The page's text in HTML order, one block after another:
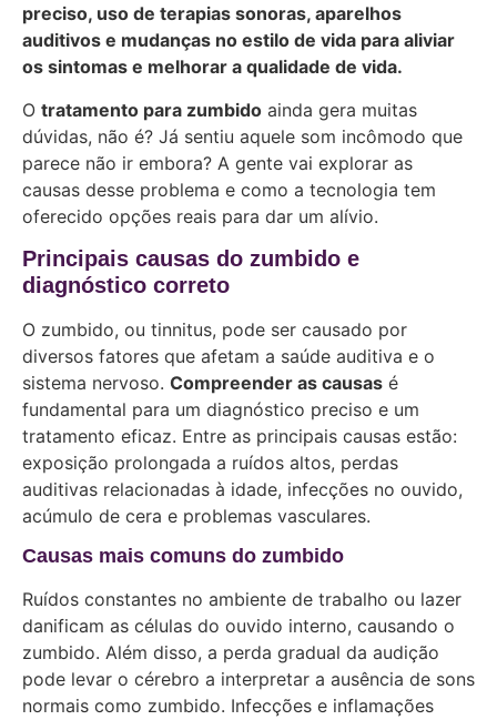
preciso, uso de terapias sonoras, aparelhos
auditivos e mudanças no estilo de vida para aliviar
os sintomas e melhorar a qualidade de vida.
O tratamento para zumbido ainda gera muitas
dúvidas, não é? Já sentiu aquele som incômodo que
parece não ir embora? A gente vai explorar as
causas desse problema e como a tecnologia tem
oferecido opções reais para dar um alívio.
Principais causas do zumbido e
diagnóstico correto
O zumbido, ou tinnitus, pode ser causado por
diversos fatores que afetam a saúde auditiva e o
sistema nervoso. Compreender as causas é
fundamental para um diagnóstico preciso e um
tratamento eficaz. Entre as principais causas estão:
exposição prolongada a ruídos altos, perdas
auditivas relacionadas à idade, infecções no ouvido,
acúmulo de cera e problemas vasculares.
Causas mais comuns do zumbido
Ruídos constantes no ambiente de trabalho ou lazer
danificam as células do ouvido interno, causando o
zumbido. Além disso, a perda gradual da audição
pode levar o cérebro a interpretar a ausência de sons
normais como zumbido. Infecções e inflamações